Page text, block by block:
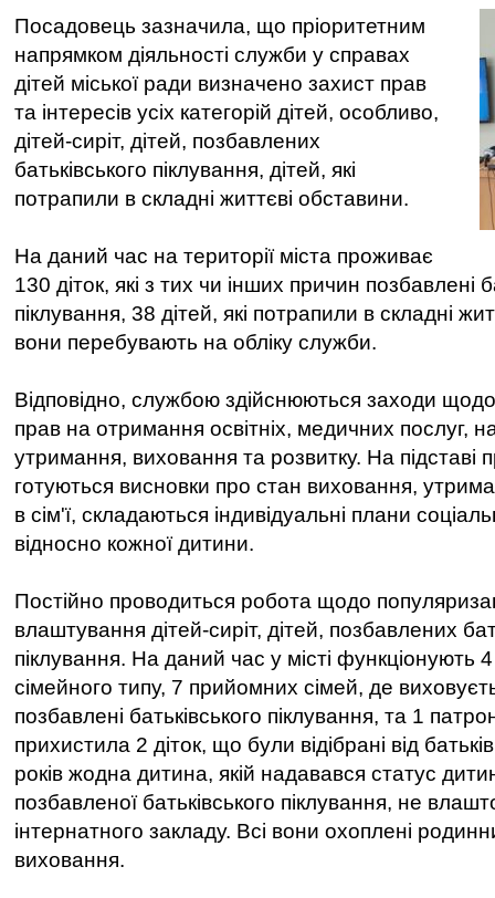
Посадовець зазначила, що пріоритетним
напрямком діяльності служби у справах
дітей міської ради визначено захист прав
та інтересів усіх категорій дітей, особливо,
дітей-сиріт, дітей, позбавлених
батьківського піклування, дітей, які
потрапили в складні життєві обставини.
На даний час на території міста проживає
130 діток, які з тих чи інших причин позбавлені
піклування, 38 дітей, які потрапили в складні
вони перебувають на обліку служби.
Відповідно, службою здійснюються заходи
прав на отримання освітніх, медичних послуг,
утримання, виховання та розвитку. На підставі
готуються висновки про стан виховання,
в сім'ї, складаються індивідуальні плани
відносно кожної дитини.
Постійно проводиться робота щодо
влаштування дітей-сиріт, дітей, позбавлених
піклування. На даний час у місті функціонують
сімейного типу, 7 прийомних сімей, де
позбавлені батьківського піклування, та 1
прихистила 2 діток, що були відібрані від
років жодна дитина, якій надавався статус
позбавленої батьківського піклування, не
інтернатного закладу. Всі вони охоплені
виховання.